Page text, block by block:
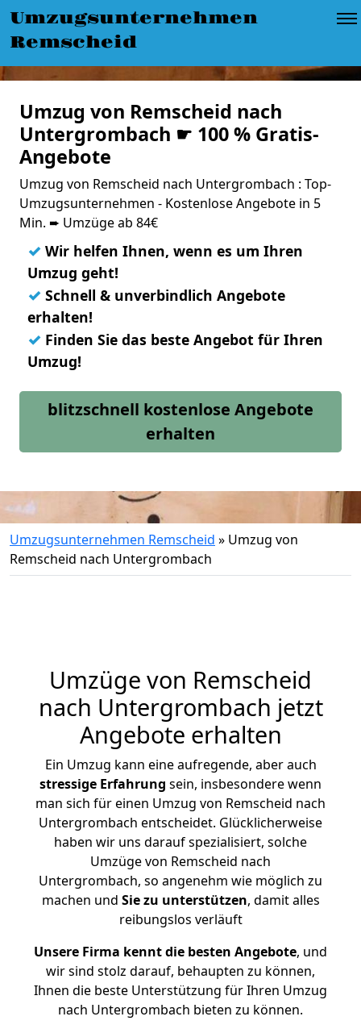
Umzugsunternehmen
Remscheid
Umzug von Remscheid nach
Untergrombach ☛ 100 % Gratis-
Angebote
Umzug von Remscheid nach Untergrombach : Top-
Umzugsunternehmen - Kostenlose Angebote in 5
Min. ➨ Umzüge ab 84€
✓ Wir helfen Ihnen, wenn es um Ihren
Umzug geht!
✓ Schnell & unverbindlich Angebote
erhalten!
✓ Finden Sie das beste Angebot für Ihren
Umzug!
blitzschnell kostenlose Angebote
erhalten
Umzugsunternehmen Remscheid » Umzug von
Remscheid nach Untergrombach
Umzüge von Remscheid
nach Untergrombach jetzt
Angebote erhalten
Ein Umzug kann eine aufregende, aber auch
stressige Erfahrung sein, insbesondere wenn
man sich für einen Umzug von Remscheid nach
Untergrombach entscheidet. Glücklicherweise
haben wir uns darauf spezialisiert, solche
Umzüge von Remscheid nach
Untergrombach, so angenehm wie möglich zu
machen und Sie zu unterstützen, damit alles
reibungslos verläuft
Unsere Firma kennt die besten Angebote, und
wir sind stolz darauf, behaupten zu können,
Ihnen die beste Unterstützung für Ihren Umzug
nach Untergrombach bieten zu können.